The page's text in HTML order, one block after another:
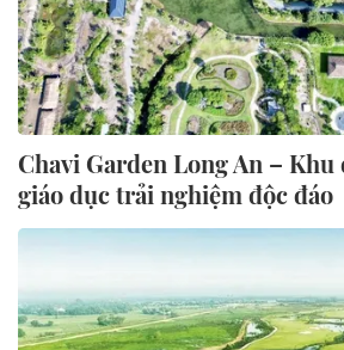
Chavi Garden Long An –
giáo dục trải nghiệm độc đáo